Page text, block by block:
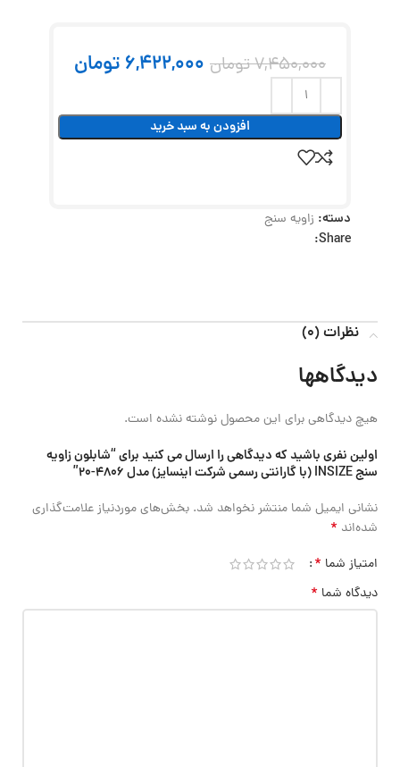
7,450,000تومان 6,422,000 تومان
افزودن به سبد خرید
دسته: زاویه سنج
Share:
نظرات (0)
دیدگاهها
هیچ دیدگاهی برای این محصول نوشته نشده است.
اولین نفری باشید که دیدگاهی را ارسال می کنید برای “شابلون زاویه
سنج INSIZE (با گارانتی رسمی شرکت اینسایز) مدل 4806-20”
نشانی ایمیل شما منتشر نخواهد شد. بخش‌های موردنیاز علامت‌گذاری
شده‌اند *
امتیاز شما *
دیدگاه شما *